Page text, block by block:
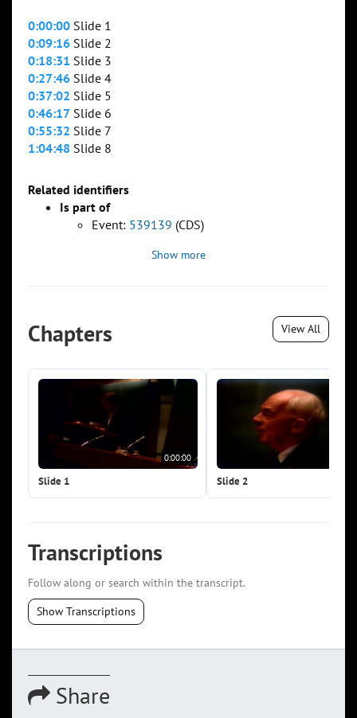
0:00:00 Slide 1
0:09:16 Slide 2
0:18:31 Slide 3
0:27:46 Slide 4
0:37:02 Slide 5
0:46:17 Slide 6
0:55:32 Slide 7
1:04:48 Slide 8
Related identifiers
Is part of
Event: 539139 (CDS)
Show more
Chapters View All
0:00:00
Slide 1 Slide 2
Transcriptions
Follow along or search within the transcript.
Show Transcriptions
Share